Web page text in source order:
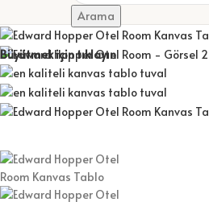
Arama
Büyütmek için tıklayın